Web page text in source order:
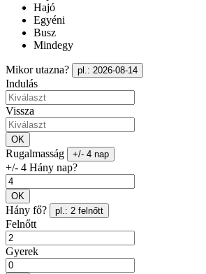
Hajó
Egyéni
Busz
Mindegy
Mikor utazna? pl.: 2026-08-14
Indulás
Vissza
OK
Rugalmasság +/- 4 nap
+/- 4 Hány nap?
OK
Hány fő? pl.: 2 felnőtt
Felnőtt
Gyerek